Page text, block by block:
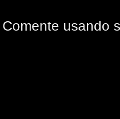
Comente usando